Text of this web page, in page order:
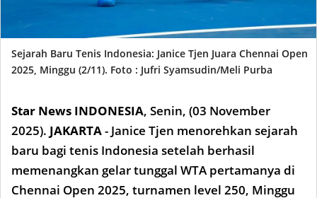
Sejarah Baru Tenis Indonesia: Janice Tjen Juara Chennai Open
2025, Minggu (2/11). Foto : Jufri Syamsudin/Meli Purba
Star News INDONESIA, Senin, (03 November
2025). JAKARTA- Janice Tjen menorehkan sejarah
baru bagi tenis Indonesia setelah berhasil
memenangkan gelar tunggal WTA pertamanya di
Chennai Open 2025, turnamen level 250, Minggu